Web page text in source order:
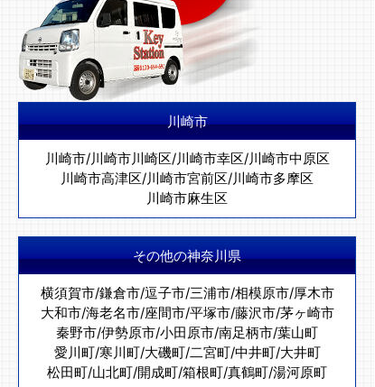
川崎市
川崎市/川崎市川崎区/川崎市幸区/川崎市中原区
川崎市高津区/川崎市宮前区/川崎市多摩区
川崎市麻生区
その他の神奈川県
横須賀市/鎌倉市/逗子市/三浦市/相模原市/厚木市
大和市/海老名市/座間市/平塚市/藤沢市/茅ヶ崎市
秦野市/伊勢原市/小田原市/南足柄市/葉山町
愛川町/寒川町/大磯町/二宮町/中井町/大井町
松田町/山北町/開成町/箱根町/真鶴町/湯河原町